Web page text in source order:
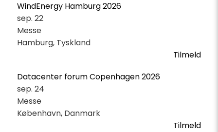
WindEnergy Hamburg 2026
sep. 22
Messe
Hamburg, Tyskland
Tilmeld
Datacenter forum Copenhagen 2026
sep. 24
Messe
København, Danmark
Tilmeld